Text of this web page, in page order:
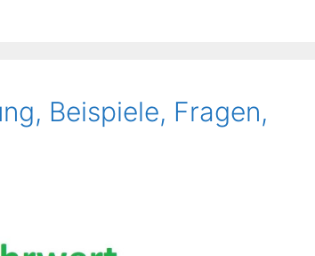
Beispiele, Fragen,